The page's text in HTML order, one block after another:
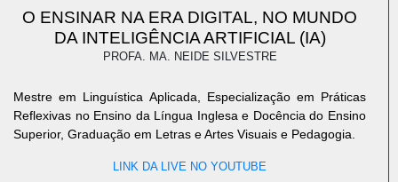
O ENSINAR NA ERA DIGITAL, NO MUNDO
DA INTELIGÊNCIA ARTIFICIAL (IA)
PROFA. MA. NEIDE SILVESTRE
Mestre em Linguística Aplicada, Especialização em Práticas
Reflexivas no Ensino da Língua Inglesa e Docência do Ensino
Superior, Graduação em Letras e Artes Visuais e Pedagogia.
LINK DA LIVE NO YOUTUBE